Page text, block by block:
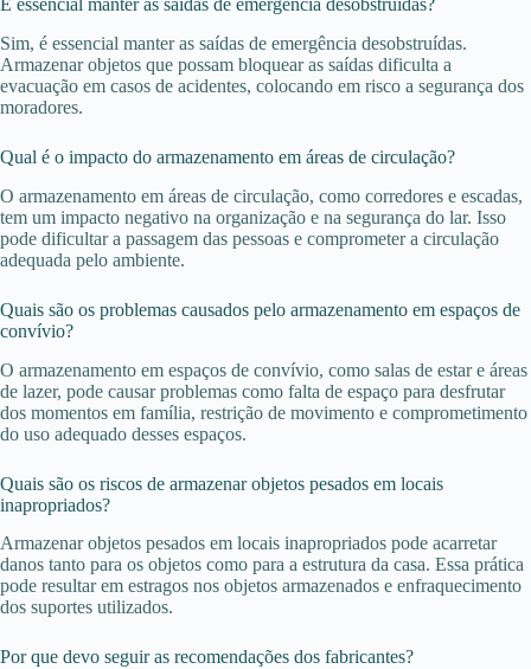
É essencial manter as saídas de emergência desobstruídas?
Sim, é essencial manter as saídas de emergência desobstruídas.
Armazenar objetos que possam bloquear as saídas dificulta a
evacuação em casos de acidentes, colocando em risco a segurança dos
moradores.
Qual é o impacto do armazenamento em áreas de circulação?
O armazenamento em áreas de circulação, como corredores e escadas,
tem um impacto negativo na organização e na segurança do lar. Isso
pode dificultar a passagem das pessoas e comprometer a circulação
adequada pelo ambiente.
Quais são os problemas causados pelo armazenamento em espaços de
convívio?
O armazenamento em espaços de convívio, como salas de estar e áreas
de lazer, pode causar problemas como falta de espaço para desfrutar
dos momentos em família, restrição de movimento e comprometimento
do uso adequado desses espaços.
Quais são os riscos de armazenar objetos pesados em locais
inapropriados?
Armazenar objetos pesados em locais inapropriados pode acarretar
danos tanto para os objetos como para a estrutura da casa. Essa prática
pode resultar em estragos nos objetos armazenados e enfraquecimento
dos suportes utilizados.
Por que devo seguir as recomendações dos fabricantes?